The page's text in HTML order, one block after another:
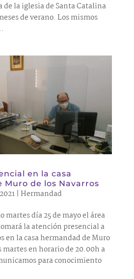
de la iglesia de Santa Catalina
de verano. Los mismos
en la casa
Muro de los Navarros
| Hermandad
día 25 de mayo el área
la atención presencial a
en la casa hermandad de Muro
martes en horario de 20.00h a
para conocimiento